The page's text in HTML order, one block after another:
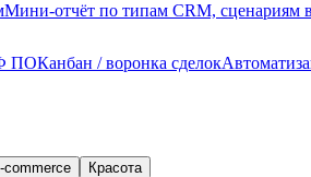
Мини-отчёт по типам CRM, сценариям
ПОКанбан / воронка сделок
commerce Красота